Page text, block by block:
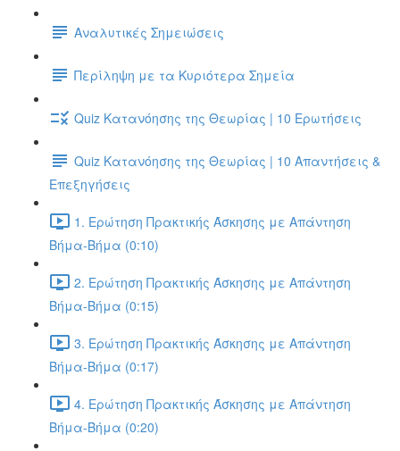
Αναλυτικές Σημειώσεις
Περίληψη με τα Κυριότερα Σημεία
Quiz Κατανόησης της Θεωρίας | 10 Ερωτήσεις
Quiz Κατανόησης της Θεωρίας | 10 Απαντήσεις &
Επεξηγήσεις
1. Ερώτηση Πρακτικής Άσκησης με Απάντηση
Βήμα-Βήμα (0:10)
2. Ερώτηση Πρακτικής Άσκησης με Απάντηση
Βήμα-Βήμα (0:15)
3. Ερώτηση Πρακτικής Άσκησης με Απάντηση
Βήμα-Βήμα (0:17)
4. Ερώτηση Πρακτικής Άσκησης με Απάντηση
Βήμα-Βήμα (0:20)